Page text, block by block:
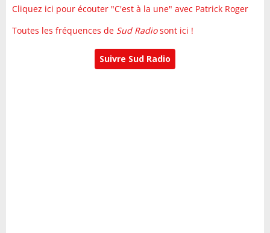
Cliquez ici pour écouter "C'est à la une" avec Patrick Roger
Toutes les fréquences de Sud Radiosont ici !
Suivre Sud Radio